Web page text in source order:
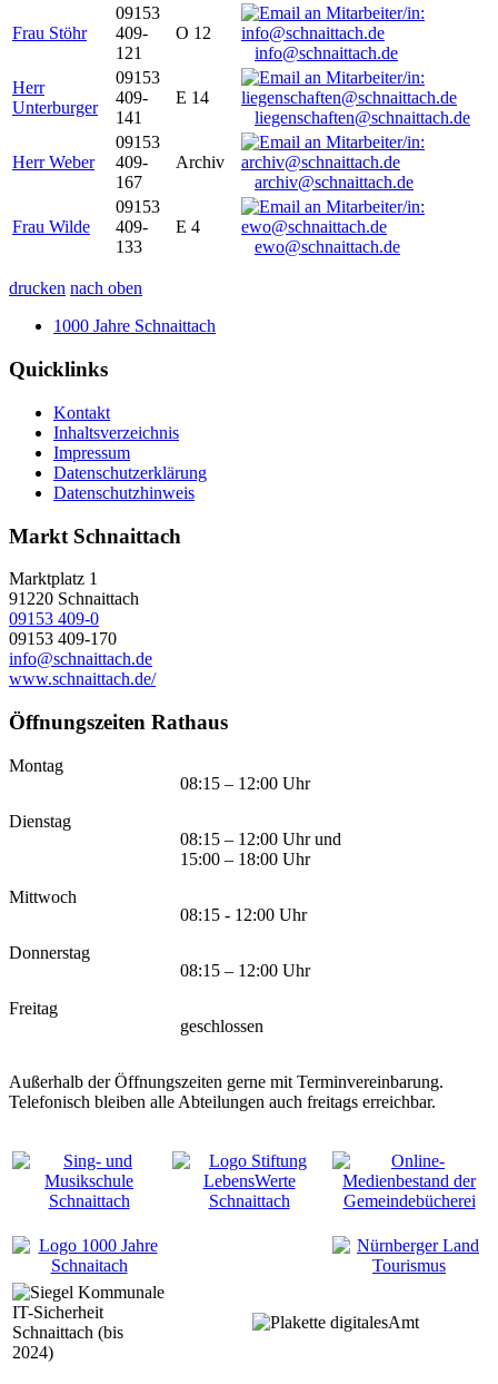
Frau Stöhr
09153
409-
121
O 12
info@schnaittach.de
Herr
Unterburger
09153
409-
141
E 14
liegenschaften@schnaittach.de
Herr Weber
09153
409-
167
Archiv
archiv@schnaittach.de
Frau Wilde
09153
409-
133
E 4
ewo@schnaittach.de
drucken nach oben
1000 Jahre Schnaittach
Quicklinks
Kontakt
Inhaltsverzeichnis
Impressum
Datenschutzerklärung
Datenschutzhinweis
Markt Schnaittach
Marktplatz 1
91220 Schnaittach
09153 409-0
09153 409-170
info@schnaittach.de
www.schnaittach.de/
Öffnungszeiten Rathaus
Montag
08:15 – 12:00 Uhr
Dienstag
08:15 – 12:00 Uhr und
15:00 – 18:00 Uhr
Mittwoch
08:15 - 12:00 Uhr
Donnerstag
08:15 – 12:00 Uhr
Freitag
geschlossen
Außerhalb der Öffnungszeiten gerne mit Terminvereinbarung.
Telefonisch bleiben alle Abteilungen auch freitags erreichbar.